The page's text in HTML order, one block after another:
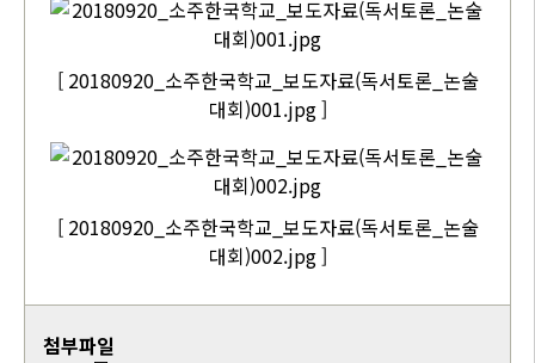
[ 20180920_소주한국학교_보도자료(독서토론_논술
대회)001.jpg ]
[ 20180920_소주한국학교_보도자료(독서토론_논술
대회)002.jpg ]
첨부파일